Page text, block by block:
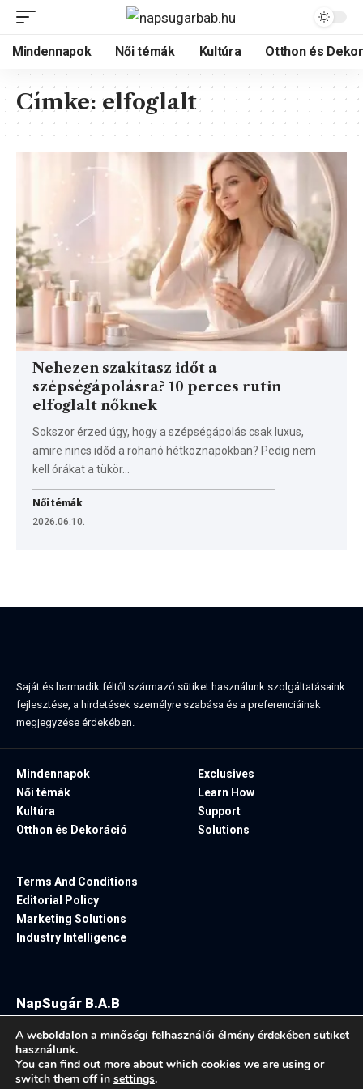
Mindennapok Női témák Kultúra Otthon és
Címke: elfoglalt
Nehezen szakítasz időt a
szépségápolásra? 10 perces rutin
elfoglalt nőknek
Sokszor érzed úgy, hogy a szépségápolás csak luxus,
amire nincs időd a rohanó hétköznapokban? Pedig nem
kell órákat a tükör…
Női témák
2026.06.10.
Saját és harmadik féltől származó sütiket használunk szolgáltatásaink
fejlesztése, a hirdetések személyre szabása és a preferenciáinak
megjegyzése érdekében.
Mindennapok
Női témák
Kultúra
Otthon és Dekoráció
Exclusives
Learn How
Support
Solutions
Terms And Conditions
Editorial Policy
Marketing Solutions
Industry Intelligence
Follow US:
NapSugár B.A.B
A weboldalon a minőségi felhasználói élmény érdekében sütiket
használunk.
You can find out more about which cookies we are using or
switch them off in settings.